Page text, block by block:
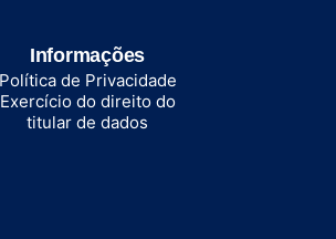
Informações
Política de Privacidade
Exercício do direito do
titular de dados